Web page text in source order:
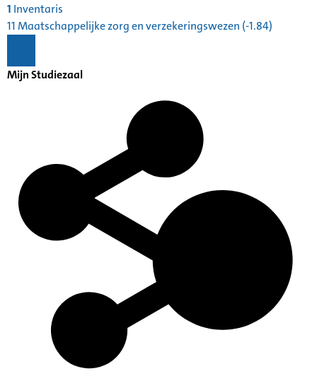
1 Inventaris
11 Maatschappelijke zorg en verzekeringswezen (-1.84)
Mijn Studiezaal